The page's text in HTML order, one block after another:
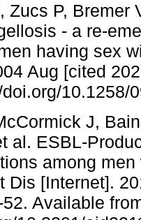
Zucs P, Bremer
- a re-
having sex
Aug [cited
10.1258/
J,
al. ESBL-
among
Dis [Internet].
Available